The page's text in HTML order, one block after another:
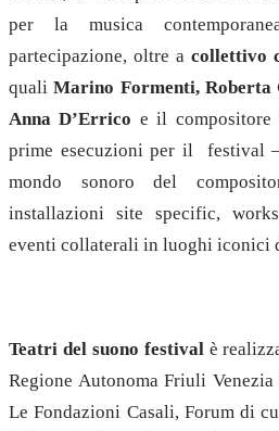
per la musica
partecipazione, oltre a collettivo
qualiMarino Formenti,
Anna D’Errico e il compositore
prime esecuzioni per il festival
mondo sonoro del
installazioni site specific,
eventi collaterali in luoghi iconici
Teatri del suono festival è
Regione Autonoma Friuli
Le Fondazioni Casali, Forum di